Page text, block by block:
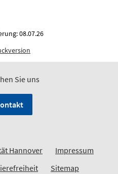
08.07.26
Sie uns
Hannover
Impressum
Sitemap